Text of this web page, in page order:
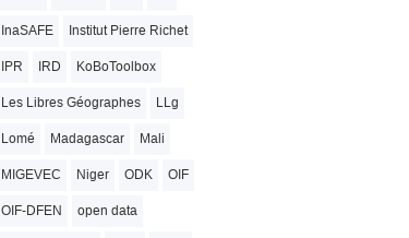
InaSAFE Institut Pierre Richet
IPR IRD KoBoToolbox
Les Libres Géographes LLg
Lomé Madagascar Mali
MIGEVEC Niger ODK OIF
OIF-DFEN open data